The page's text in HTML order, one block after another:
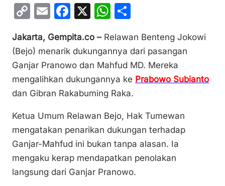
C
p
y
Li
n
k
E
ai
l
F
c
e
b
o
o
k
X
W
at
s
A
p
p
ar
e
Jakarta, Gempita.co –Relawan Benteng Jokowi
(Bejo) menarik dukungannya dari pasangan
Ganjar Pranowo dan Mahfud MD. Mereka
mengalihkan dukungannya ke Prabowo Subianto
dan Gibran Rakabuming Raka.
Ketua Umum Relawan Bejo, Hak Tumewan
mengatakan penarikan dukungan terhadap
Ganjar-Mahfud ini bukan tanpa alasan. Ia
mengaku kerap mendapatkan penolakan
langsung dari Ganjar Pranowo.